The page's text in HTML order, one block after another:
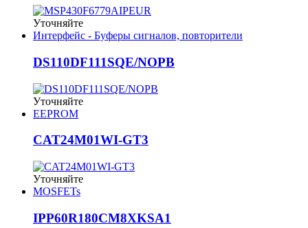
Уточняйте
Интерфейс - Буферы сигналов, повторители
DS110DF111SQE/NOPB
Уточняйте
EEPROM
CAT24M01WI-GT3
Уточняйте
MOSFETs
IPP60R180CM8XKSA1